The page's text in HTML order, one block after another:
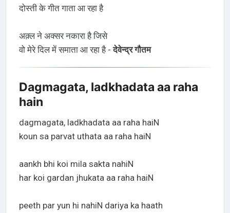
दोस्ती के गीत गाता आ रहा है
अक़्ल ने अक्सर नकारा है जिसे
वो मेरे दिल में समाता आ रहा है -देवेन्द्र गौतम
Dagmagata, ladkhadata aa raha
hain
dagmagata, ladkhadata aa raha haiN
koun sa parvat uthata aa raha haiN
aankh bhi koi mila sakta nahiN
har koi gardan jhukata aa raha haiN
peeth par yun hi nahiN dariya ka haath